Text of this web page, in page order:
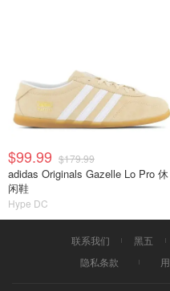
$99.99 $179.99
adidas Originals Gazelle Lo Pro 休
闲鞋
Hype DC
联系我们 黑五
隐私条款